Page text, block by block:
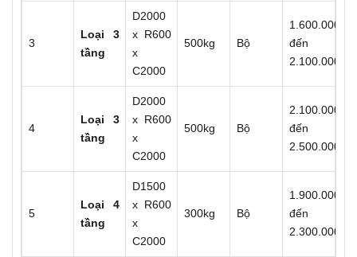
3
Loại 3
tầng
D2000
x R600
x
C2000
500kg Bộ
1.600.000
đến
2.100.000
4
Loại 3
tầng
D2000
x R600
x
C2000
500kg Bộ
2.100.000
đến
2.500.000
5
Loại 4
tầng
D1500
x R600
x
C2000
300kg Bộ
1.900.000
đến
2.300.000